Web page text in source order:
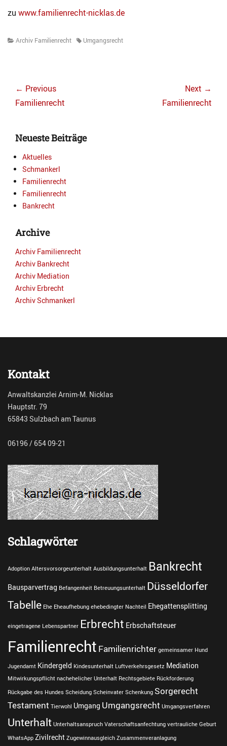
zu www.familienrecht-nicklas.de
Categories
Archiv Familienrecht TagsUmgangsrecht
← Previous
Previous
Familienrecht
Next →
Familienrecht
Neueste Beiträge
Aktuelles
Schmankerl
Familienrecht
Familienrecht
Bankrecht
Archive
Archiv Familienrecht
Archiv Bankrecht
Archiv Mediation
Archiv Erbrecht
Archiv Schmankerl
Kontakt
Anwaltskanzlei Arnim-M. Nicklas
Hauptstr. 79
65843 Sulzbach am Taunus
06196 / 654 09-21
Schlagwörter
Adoption Altersvorsorgeunterhalt Ausbildungsunterhalt Bankrecht
Bausparvertrag Befangenheit Betreuungsunterhalt Düsseldorfer
Tabelle Ehe Eheaufhebung ehebedingter Nachteil Ehegattensplitting
eingetragene Lebenspartner Erbrecht Erbschaftsteuer
Familienrecht Familienrichter gemeinsamer Hund
Jugendamt Kindergeld Kindesunterhalt Luftverkehrsgesetz Mediation
Mitwirkungspflicht nachehelicher Unterhalt Rechtsgebiete Rückforderung
Rückgabe des Hundes Scheidung Scheinvater Schenkung Sorgerecht
Testament Tierwohl Umgang Umgangsrecht Umgangsverfahren
Unterhalt Unterhaltsanspruch Vaterschaftsanfechtung vertrauliche Geburt
WhatsApp Zivilrecht Zugewinnausgleich Zusammenveranlagung